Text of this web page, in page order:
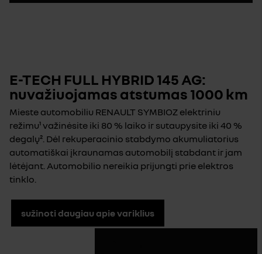
E-TECH FULL HYBRID 145 AG:
nuvažiuojamas atstumas 1000 km
Mieste automobiliu RENAULT SYMBIOZ elektriniu
režimu¹ važinėsite iki 80 % laiko ir sutaupysite iki 40 %
degalų². Dėl rekuperacinio stabdymo akumuliatorius
automatiškai įkraunamas automobilį stabdant ir jam
lėtėjant. Automobilio nereikia prijungti prie elektros
tinklo.
sužinoti daugiau apie variklius